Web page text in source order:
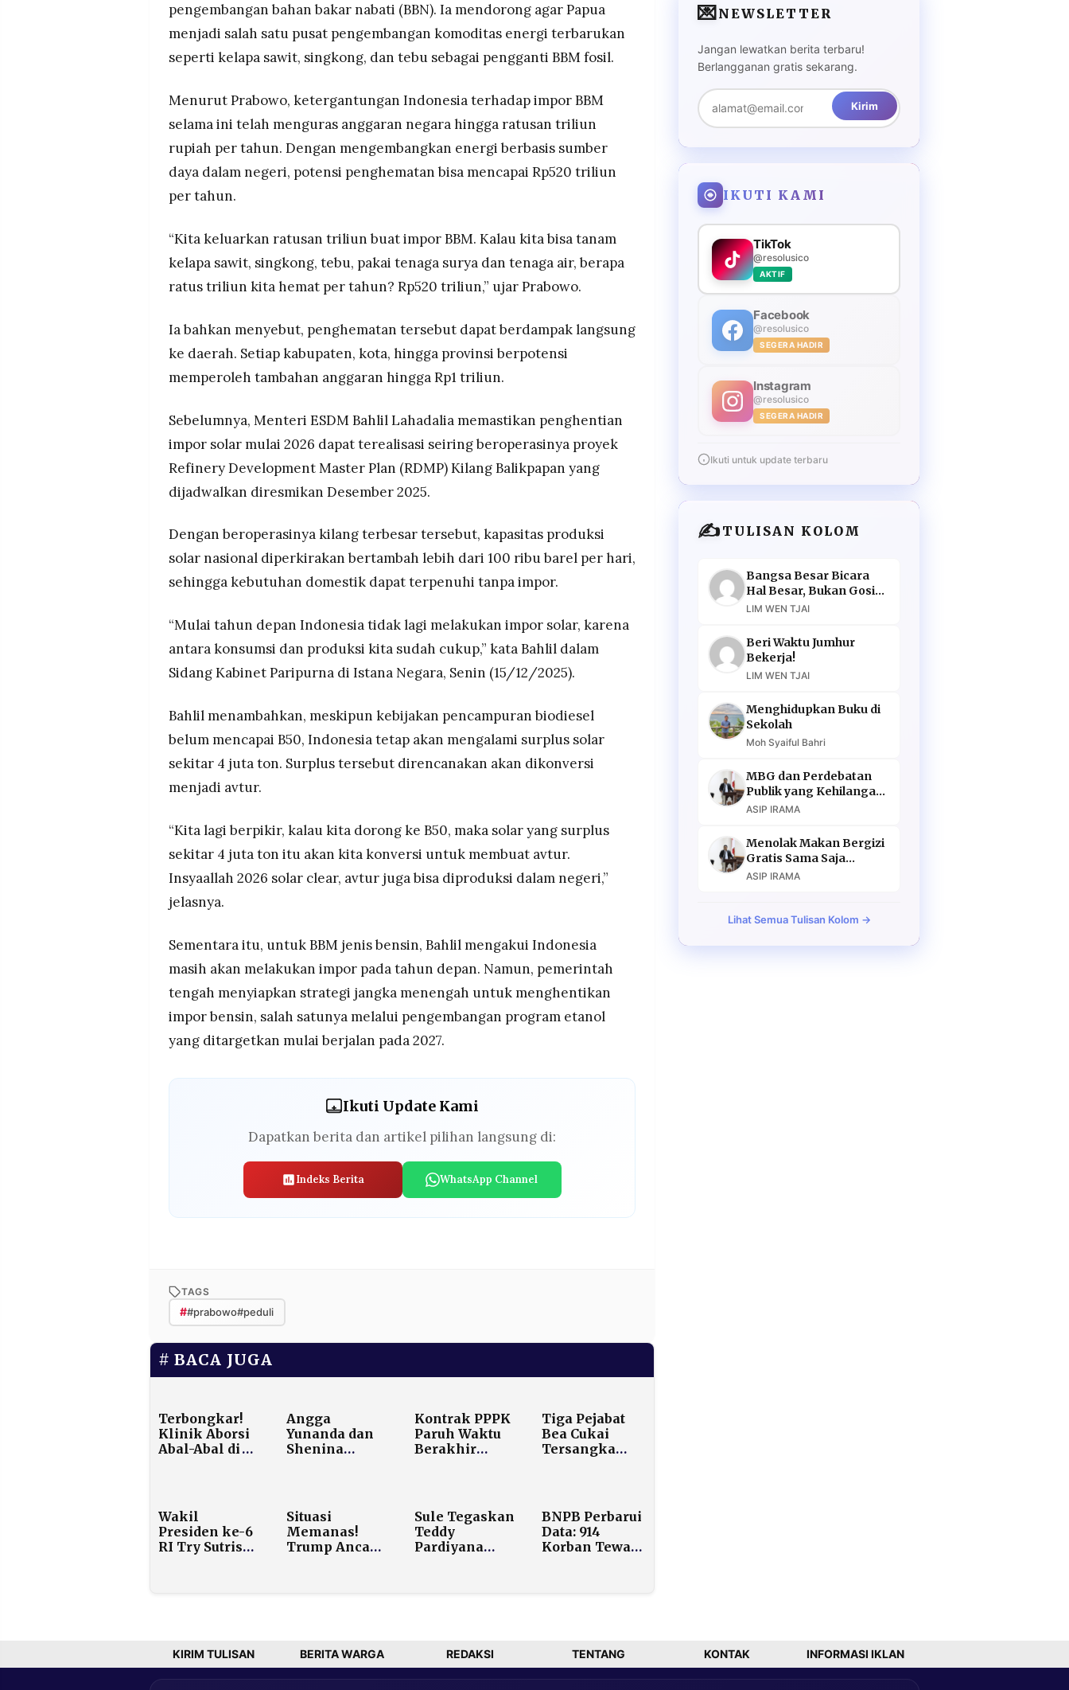
pengembangan bahan bakar nabati (BBN). Ia mendorong agar Papua
menjadi salah satu pusat pengembangan komoditas energi terbarukan
seperti kelapa sawit, singkong, dan tebu sebagai pengganti BBM fosil.
Menurut Prabowo, ketergantungan Indonesia terhadap impor BBM
selama ini telah menguras anggaran negara hingga ratusan triliun
rupiah per tahun. Dengan mengembangkan energi berbasis sumber
daya dalam negeri, potensi penghematan bisa mencapai Rp520 triliun
per tahun.
“Kita keluarkan ratusan triliun buat impor BBM. Kalau kita bisa tanam
kelapa sawit, singkong, tebu, pakai tenaga surya dan tenaga air, berapa
ratus triliun kita hemat per tahun? Rp520 triliun,” ujar Prabowo.
Ia bahkan menyebut, penghematan tersebut dapat berdampak langsung
ke daerah. Setiap kabupaten, kota, hingga provinsi berpotensi
memperoleh tambahan anggaran hingga Rp1 triliun.
Sebelumnya, Menteri ESDM Bahlil Lahadalia memastikan penghentian
impor solar mulai 2026 dapat terealisasi seiring beroperasinya proyek
Refinery Development Master Plan (RDMP) Kilang Balikpapan yang
dijadwalkan diresmikan Desember 2025.
Dengan beroperasinya kilang terbesar tersebut, kapasitas produksi
solar nasional diperkirakan bertambah lebih dari 100 ribu barel per hari,
sehingga kebutuhan domestik dapat terpenuhi tanpa impor.
“Mulai tahun depan Indonesia tidak lagi melakukan impor solar, karena
antara konsumsi dan produksi kita sudah cukup,” kata Bahlil dalam
Sidang Kabinet Paripurna di Istana Negara, Senin (15/12/2025).
Bahlil menambahkan, meskipun kebijakan pencampuran biodiesel
belum mencapai B50, Indonesia tetap akan mengalami surplus solar
sekitar 4 juta ton. Surplus tersebut direncanakan akan dikonversi
menjadi avtur.
“Kita lagi berpikir, kalau kita dorong ke B50, maka solar yang surplus
sekitar 4 juta ton itu akan kita konversi untuk membuat avtur.
Insyaallah 2026 solar clear, avtur juga bisa diproduksi dalam negeri,”
jelasnya.
Sementara itu, untuk BBM jenis bensin, Bahlil mengakui Indonesia
masih akan melakukan impor pada tahun depan. Namun, pemerintah
tengah menyiapkan strategi jangka menengah untuk menghentikan
impor bensin, salah satunya melalui pengembangan program etanol
yang ditargetkan mulai berjalan pada 2027.
Ikuti Update Kami
Dapatkan berita dan artikel pilihan langsung di:
Indeks Berita WhatsApp Channel
TAGS
##prabowo#peduli
BACA JUGA
Terbongkar!
Klinik Aborsi
Abal-Abal di
Sejak 2022
Angga
Yunanda dan
Shenina
Anak Pertama,
Ternyata Laki-
laki
Kontrak PPPK
Paruh Waktu
Berakhir
Terancam
Tanpa
Kepastian
Tiga Pejabat
Bea Cukai
Tersangka
Sistem
Wakil
Presiden ke-6
RI Try Sutrisno
Situasi
Memanas!
Trump Ancam
Sule Tegaskan
Teddy
Pardiyana
BNPB Perbarui
Data: 914
Korban Tewas
💌NEWSLETTER
Jangan lewatkan berita terbaru!
Berlangganan gratis sekarang.
Kirim
IKUTI KAMI
TikTok
@resolusico
AKTIF
Facebook
@resolusico
SEGERA HADIR
Instagram
@resolusico
SEGERA HADIR
Ikuti untuk update terbaru
✍️TULISAN KOLOM
Bangsa Besar Bicara
Hal Besar, Bukan Gosip
Murahan
LIM WEN TJAI
Beri Waktu Jumhur
Bekerja!
LIM WEN TJAI
Menghidupkan Buku di
Sekolah
Moh Syaiful Bahri
MBG dan Perdebatan
Publik yang Kehilangan
Argumen
ASIP IRAMA
Menolak Makan Bergizi
Gratis Sama Saja
Menolak Masa Depan
ASIP IRAMA
Lihat Semua Tulisan Kolom →
KIRIM TULISAN BERITA WARGA REDAKSI TENTANG KONTAK INFORMASI IKLAN